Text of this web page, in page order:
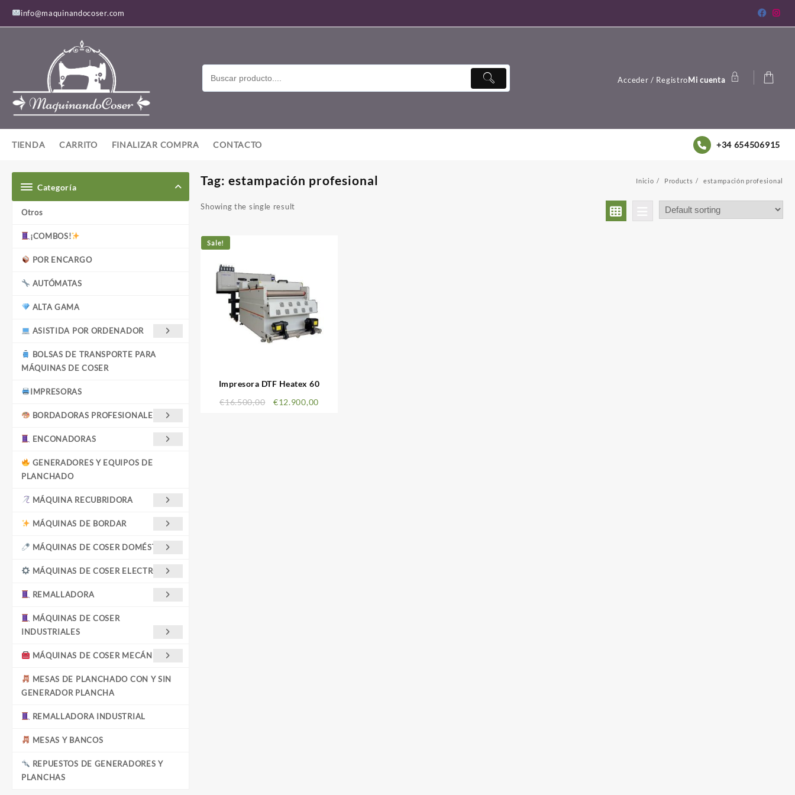
contenido
info@maquinandocoser.com
Acceder / RegistroMi cuenta
TIENDA CARRITO FINALIZAR COMPRA CONTACTO +34 654506915
Categoría
Otros
¡COMBOS!
POR ENCARGO
AUTÓMATAS
ALTA GAMA
ASISTIDA POR ORDENADOR
BOLSAS DE TRANSPORTE PARA
MÁQUINAS DE COSER
IMPRESORAS
BORDADORAS PROFESIONALES
ENCONADORAS
GENERADORES Y EQUIPOS DE
PLANCHADO
MÁQUINA RECUBRIDORA
MÁQUINAS DE BORDAR
MÁQUINAS DE COSER DOMÉSTICAS
MÁQUINAS DE COSER ELECTRÓNICA
REMALLADORA
MÁQUINAS DE COSER
INDUSTRIALES
MÁQUINAS DE COSER MECÁNICAS
MESAS DE PLANCHADO CON Y SIN
GENERADOR PLANCHA
REMALLADORA INDUSTRIAL
MESAS Y BANCOS
REPUESTOS DE GENERADORES Y
PLANCHAS
Tag:estampación profesional Inicio Products estampación profesional
Showing the single result
Sale!
Impresora DTF Heatex 60
€16.500,00 €12.900,00